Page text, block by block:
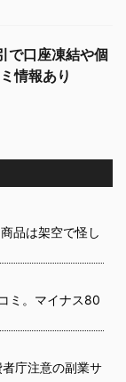
で口座凍結や個
情報あり
品は架空で怪し
ミ。マイナス80
庁注意の副業サ